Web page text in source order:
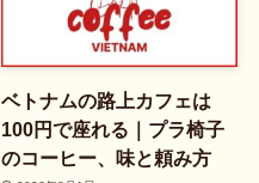
ベトナムの路上カフェは
100円で座れる｜プラ椅子
のコーヒー、味と頼み方